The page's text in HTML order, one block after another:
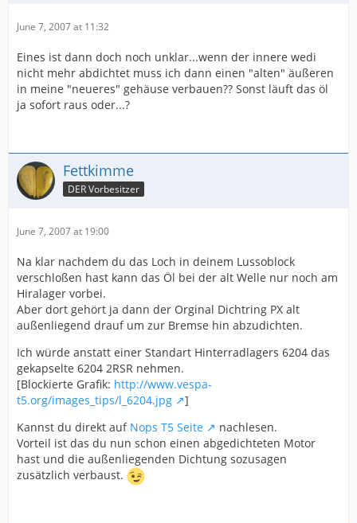
June 7, 2007 at 11:32
Eines ist dann doch noch unklar...wenn der innere wedi
nicht mehr abdichtet muss ich dann einen "alten" äußeren
in meine "neueres" gehäuse verbauen?? Sonst läuft das öl
ja sofort raus oder...?
Fettkimme
DER Vorbesitzer
June 7, 2007 at 19:00
Na klar nachdem du das Loch in deinem Lussoblock
verschloßen hast kann das Öl bei der alt Welle nur noch am
Hiralager vorbei.
Aber dort gehört ja dann der Orginal Dichtring PX alt
außenliegend drauf um zur Bremse hin abzudichten.
Ich würde anstatt einer Standart Hinterradlagers 6204 das
gekapselte 6204 2RSR nehmen.
[Blockierte Grafik: http://www.vespa-
t5.org/images_tips/l_6204.jpg
]
Kannst du direkt auf Nops T5 Seite
nachlesen.
Vorteil ist das du nun schon einen abgedichteten Motor
hast und die außenliegenden Dichtung sozusagen
zusätzlich verbaust.